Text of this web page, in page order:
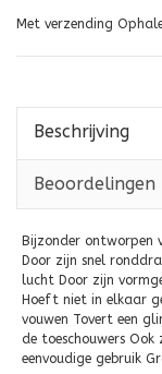
Met verzending
Beschrijving
Beoordelingen
Bijzonder ontworpen
Door zijn snel
lucht Door zijn
Hoeft niet in elkaar
vouwen Tovert een
de toeschouwers
eenvoudige gebruik